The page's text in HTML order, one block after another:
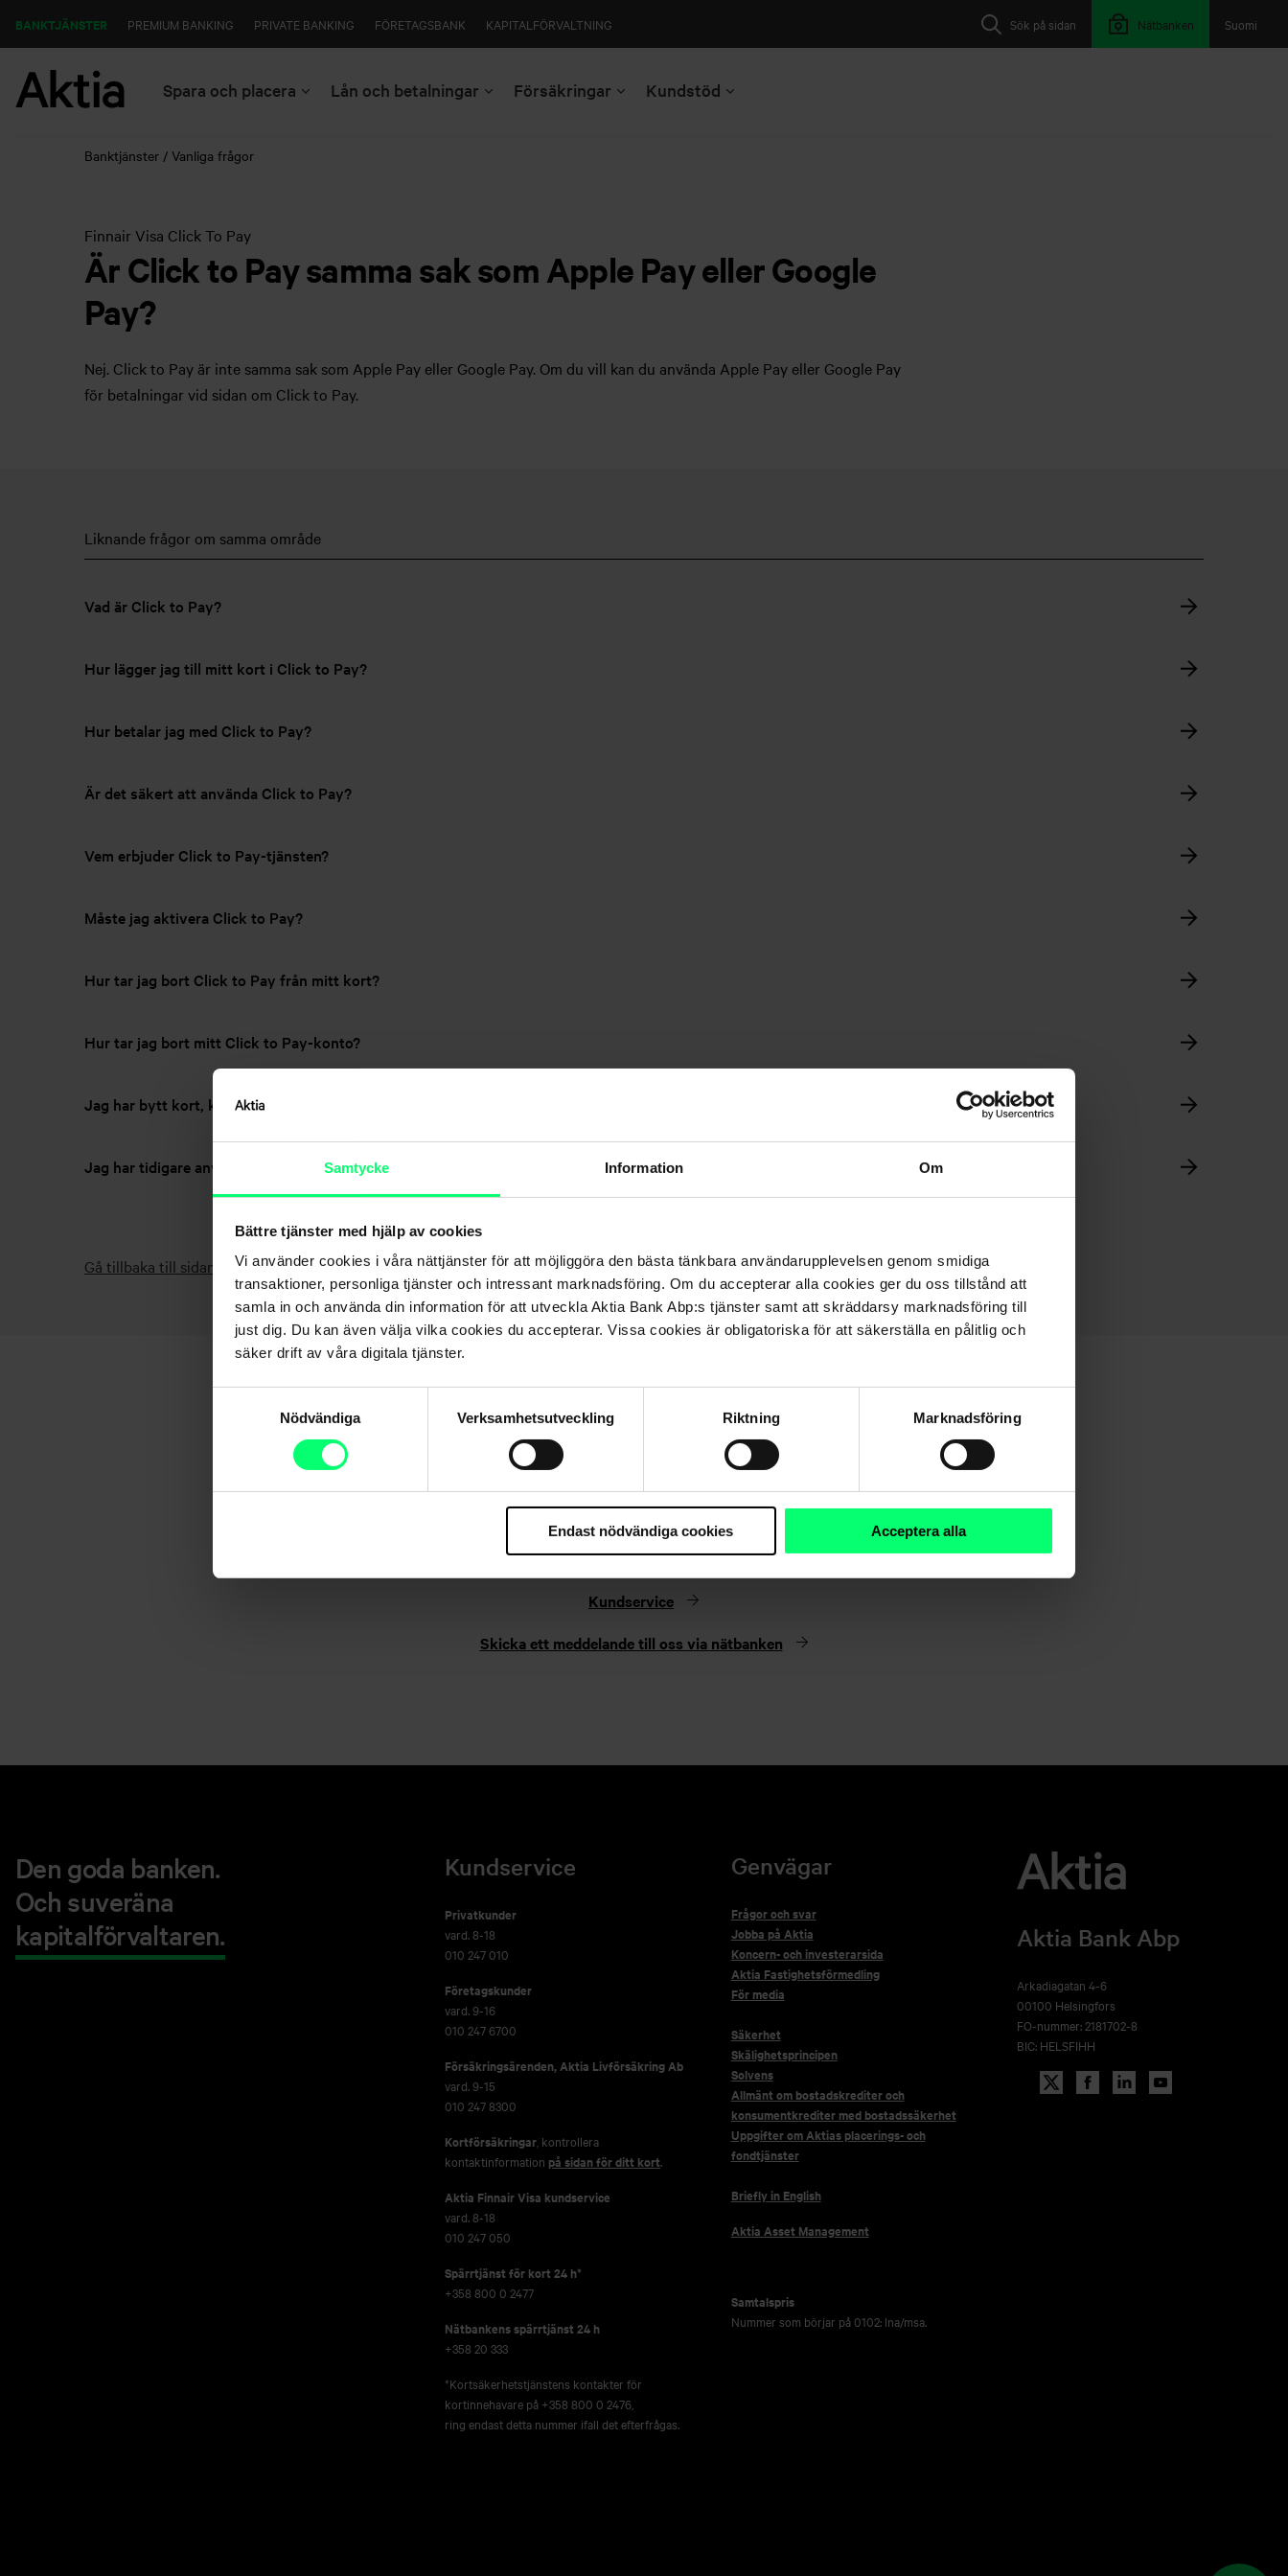
Samtycke Information Om
Bättre tjänster med hjälp av cookies
Vi använder cookies i våra nättjänster för att möjliggöra den bästa tänkbara användarupplevelsen genom smidiga
transaktioner, personliga tjänster och intressant marknadsföring. Om du accepterar alla cookies ger du oss tillstånd att
samla in och använda din information för att utveckla Aktia Bank Abp:s tjänster samt att skräddarsy marknadsföring till
just dig. Du kan även välja vilka cookies du accepterar. Vissa cookies är obligatoriska för att säkerställa en pålitlig och
säker drift av våra digitala tjänster.
Nödvändiga
Verksamhetsutveckling Riktning Marknadsföring
Endast nödvändiga cookies Acceptera alla
Suomi
Sök på sidan Nätbanken
BANKTJÄNSTER PREMIUM BANKING PRIVATE BANKING FÖRETAGSBANK KAPITALFÖRVALTNING
Spara och placera Lån och betalningar Försäkringar Kundstöd
Banktjänster Vanliga frågor
Finnair Visa Click To Pay
Är Click to Pay samma sak som Apple Pay eller Google
Pay?
Nej. Click to Pay är inte samma sak som Apple Pay eller Google Pay. Om du vill kan du använda Apple Pay eller Google Pay
för betalningar vid sidan om Click to Pay.
Liknande frågor om samma område
Vad är Click to Pay?
Hur lägger jag till mitt kort i Click to Pay?
Hur betalar jag med Click to Pay?
Är det säkert att använda Click to Pay?
Vem erbjuder Click to Pay-tjänsten?
Måste jag aktivera Click to Pay?
Hur tar jag bort Click to Pay från mitt kort?
Hur tar jag bort mitt Click to Pay-konto?
Jag har bytt kort, kan jag fortsätta använda Click to Pay automatiskt med mitt nya kort?
Jag har tidigare använt Click to Pay då det erbjudits av Visa, ska jag återaktivera Click to Pay?
Gå tillbaka till sidan – Kort
Hittar du inte det du söker?
Kundservice
Skicka ett meddelande till oss via nätbanken
Den goda banken.
Och suveräna
kapitalförvaltaren.
Kundservice
Privatkunder
vard. 8-18
010 247 010
Företagskunder
vard. 9-16
010 247 6700
Försäkringsärenden,Aktia Livförsäkring Ab
vard. 9-15
010 247 8300
Kortförsäkringar, kontrollera
kontaktinformation på sidan för ditt kort.
Aktia Finnair Visa kundservice
vard. 8-18
010 247 050
Spärrtjänst för kort 24 h*
+358 800 0 2477
Nätbankens spärrtjänst 24 h
+358 20 333
*Kortsäkerhetstjänstens kontakter för
kortinnehavare på +358 800 0 2476,
ring endast detta nummer ifall det efterfrågas.
Genvägar
Frågor och svar
Jobba på Aktia
Koncern- och investerarsida
Aktia Fastighetsförmedling
För media
Säkerhet
Skälighetsprincipen
Solvens
Allmänt om bostadskrediter och
konsumentkrediter med bostadssäkerhet
Uppgifter om Aktias placerings- och
fondtjänster
Briefly in English
Aktia Asset Management
Samtalspris
Nummer som börjar på 0102: lna/msa.
Aktia Bank Abp
Arkadiagatan 4-6
00100 Helsingfors
FO-nummer: 2181702-8
BIC: HELSFIHH